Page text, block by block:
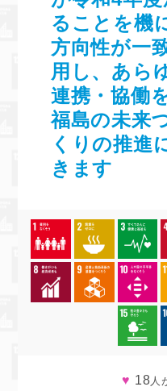
ることを機
方向性が一
用し、あら
連携・協働
福島の未来
くりの推進
きます
♥ 18 人